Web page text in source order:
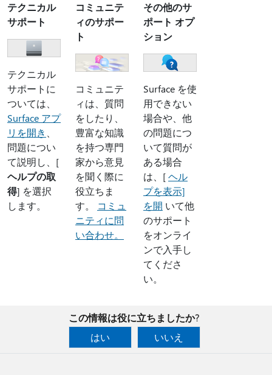
テクニカル
サポート
テクニカル
サポートに
ついては、
Surface アプ
リを開き
問題につい
て説明し、[
ヘルプの取
得] を選択
します。
コミュニテ
ィのサポー
ト
コミュニテ
ィは、質問
をしたり、
豊富な知識
を持つ専門
家から意見
を聞く際に
役立ちま
す。 コミュ
ニティに問
い合わせ。
その他のサ
ポート オプ
ション
Surface を使
用できない
場合や、他
の問題につ
いて質問が
ある場合
は、[ヘル
プを表示]
を開 いて他
のサポート
をオンライ
ンで入手し
てくださ
い。
この情報は役に立ちましたか?
はい
いいえ